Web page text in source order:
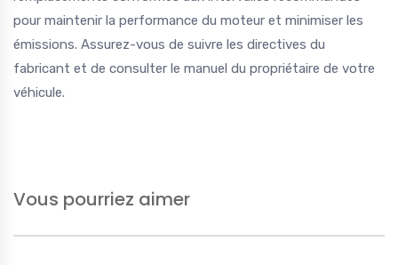
pour maintenir la performance du moteur et minimiser les
émissions. Assurez-vous de suivre les directives du
fabricant et de consulter le manuel du propriétaire de votre
véhicule.
Vous pourriez aimer